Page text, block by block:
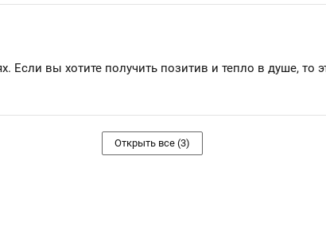
Если вы хотите получить позитив и тепло в душе, то
Открыть все (3)